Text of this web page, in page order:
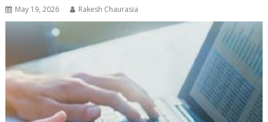
May 19, 2026 Rakesh Chaurasia